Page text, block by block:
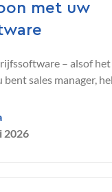
met uw
– alsof het
sales manager,
2026